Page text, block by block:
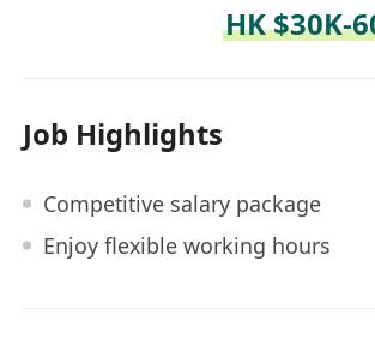
HK $30K-
Job Highlights
Competitive salary package
Enjoy flexible working hours